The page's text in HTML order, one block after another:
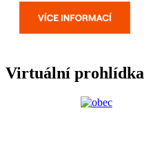
Virtuální prohlídka